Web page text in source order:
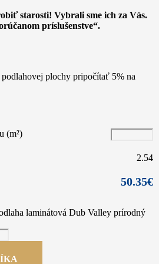
starosti! Vybrali sme ich za Vás.
príslušenstve“.
plochy pripočítať 5% na
(m²)
2.54
50.35€
laminátová Dub Valley prírodný